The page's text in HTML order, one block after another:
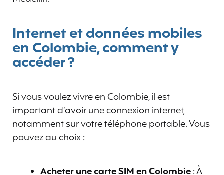
Internet et données mobiles
en Colombie, comment y
accéder ?
Si vous voulez vivre en Colombie, il est
important d’avoir une connexion internet,
notamment sur votre téléphone portable. Vous
pouvez au choix :
Acheter une carte SIM en Colombie: À